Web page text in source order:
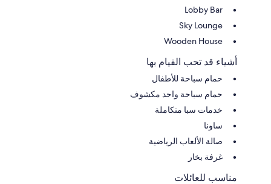
Lobby Bar
Sky Lounge
Wooden House
أشياء قد تحب القيام بها
حمام سباحة للأطفال
حمام سباحة واحد مكشوف
خدمات سبا متكاملة
ساونا
صالة الألعاب الرياضية
غرفة بخار
مناسب للعائلات